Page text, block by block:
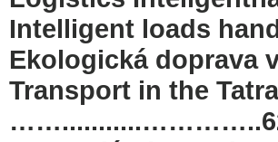
Intelligent loads
Ekologická doprava
Transport in the
……...........…………..62